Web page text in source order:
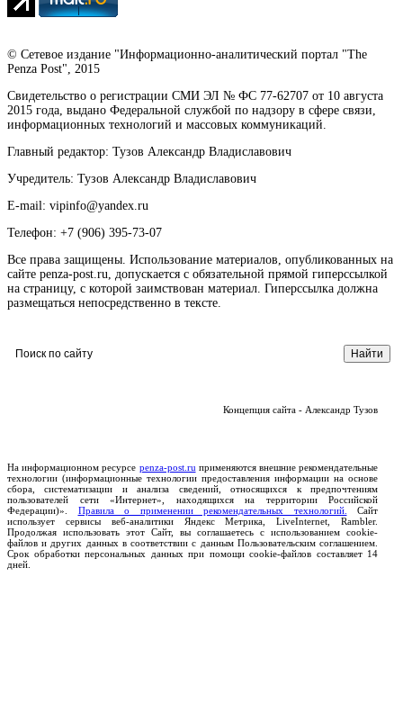
© Сетевое издание "Информационно-аналитический портал "The
Penza Post", 2015
Свидетельство о регистрации СМИ ЭЛ № ФС 77-62707 от 10 августа
2015 года, выдано Федеральной службой по надзору в сфере связи,
информационных технологий и массовых коммуникаций.
Главный редактор: Тузов Александр Владиславович
Учредитель: Тузов Александр Владиславович
E-mail: vipinfo@yandex.ru
Телефон: +7 (906) 395-73-07
Все права защищены. Использование материалов, опубликованных на
сайте penza-post.ru, допускается с обязательной прямой гиперссылкой
на страницу, с которой заимствован материал. Гиперссылка должна
размещаться непосредственно в тексте.
Концепция сайта - Александр Тузов
На информационном ресурсе penza-post.ru применяются внешние рекомендательные
технологии (информационные технологии предоставления информации на основе
сбора, систематизации и анализа сведений, относящихся к предпочтениям
пользователей сети «Интернет», находящихся на территории Российской
Федерации)». Правила о применении рекомендательных технологий.
Сайт
использует сервисы веб-аналитики Яндекс Метрика, LiveInternet, Rambler.
Продолжая использовать этот Сайт, вы соглашаетесь с использованием cookie-
файлов и других данных в соответствии с данным Пользовательским соглашением.
Срок обработки персональных данных при помощи cookie-файлов составляет 14
дней.